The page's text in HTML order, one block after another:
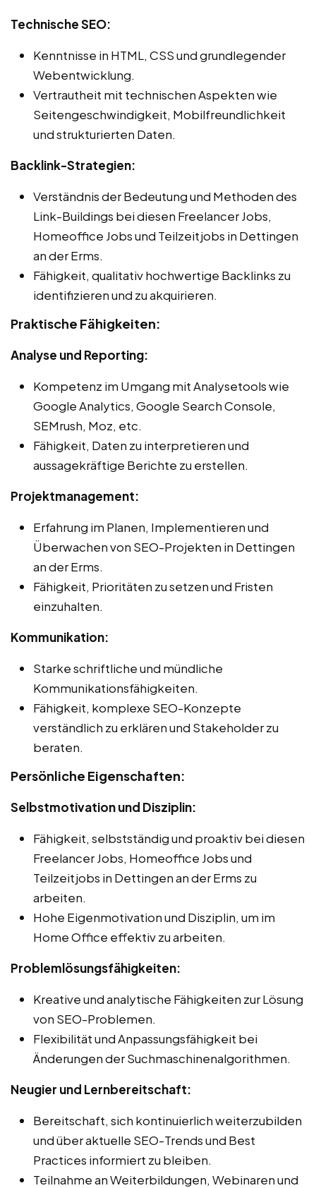
Technische SEO:
Kenntnisse in HTML, CSS und grundlegender
Webentwicklung.
Vertrautheit mit technischen Aspekten wie
Seitengeschwindigkeit, Mobilfreundlichkeit
und strukturierten Daten.
Backlink-Strategien:
Verständnis der Bedeutung und Methoden des
Link-Buildings bei diesen Freelancer Jobs,
Homeoffice Jobs und Teilzeitjobs in Dettingen
an der Erms.
Fähigkeit, qualitativ hochwertige Backlinks zu
identifizieren und zu akquirieren.
Praktische Fähigkeiten:
Analyse und Reporting:
Kompetenz im Umgang mit Analysetools wie
Google Analytics, Google Search Console,
SEMrush, Moz, etc.
Fähigkeit, Daten zu interpretieren und
aussagekräftige Berichte zu erstellen.
Projektmanagement:
Erfahrung im Planen, Implementieren und
Überwachen von SEO-Projekten in Dettingen
an der Erms.
Fähigkeit, Prioritäten zu setzen und Fristen
einzuhalten.
Kommunikation:
Starke schriftliche und mündliche
Kommunikationsfähigkeiten.
Fähigkeit, komplexe SEO-Konzepte
verständlich zu erklären und Stakeholder zu
beraten.
Persönliche Eigenschaften:
Selbstmotivation und Disziplin:
Fähigkeit, selbstständig und proaktiv bei diesen
Freelancer Jobs, Homeoffice Jobs und
Teilzeitjobs in Dettingen an der Erms zu
arbeiten.
Hohe Eigenmotivation und Disziplin, um im
Home Office effektiv zu arbeiten.
Problemlösungsfähigkeiten:
Kreative und analytische Fähigkeiten zur Lösung
von SEO-Problemen.
Flexibilität und Anpassungsfähigkeit bei
Änderungen der Suchmaschinenalgorithmen.
Neugier und Lernbereitschaft:
Bereitschaft, sich kontinuierlich weiterzubilden
und über aktuelle SEO-Trends und Best
Practices informiert zu bleiben.
Teilnahme an Weiterbildungen, Webinaren und